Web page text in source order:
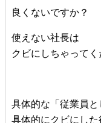
良くないですか？
使えない社長は
クビにしちゃってく
具体的な「従業員と
具体的にクビにし